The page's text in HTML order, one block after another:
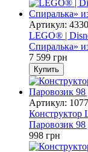
Артикул:
LEGO® |
Спиралька»
7 599 грн
Купить
Артикул:
Конструктор
Паровозик 98
998 грн